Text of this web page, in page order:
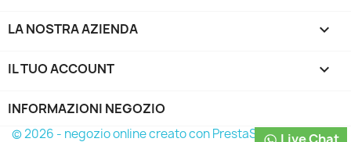
LA NOSTRA AZIENDA 
IL TUO ACCOUNT 
INFORMAZIONI NEGOZIO
© 2026 - negozio online creato con PrestaShop™